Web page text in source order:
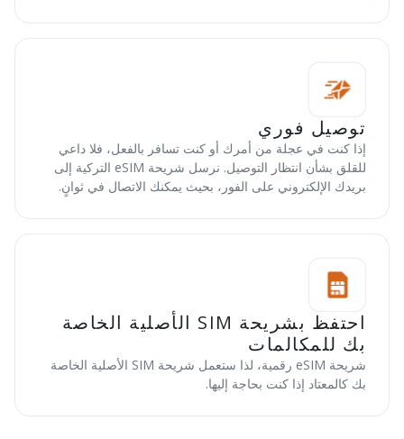
توصيل فوري
إذا كنت في عجلة من أمرك أو كنت تسافر بالفعل، فلا داعي
للقلق بشأن انتظار التوصيل. نرسل شريحة eSIM التركية إلى
بريدك الإلكتروني على الفور، بحيث يمكنك الاتصال في ثوانٍ.
احتفظ بشريحة SIM الأصلية الخاصة
بك للمكالمات
شريحة eSIM رقمية، لذا ستعمل شريحة SIM الأصلية الخاصة
بك كالمعتاد إذا كنت بحاجة إليها.